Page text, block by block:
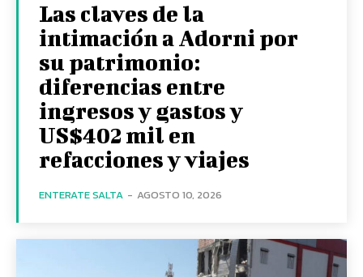
Las claves de la
intimación a Adorni por
su patrimonio:
diferencias entre
ingresos y gastos y
US$402 mil en
refacciones y viajes
ENTERATE SALTA - AGOSTO 10, 2026